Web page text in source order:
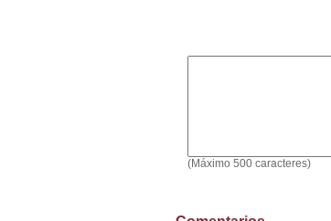
(Máximo 500 caracteres)